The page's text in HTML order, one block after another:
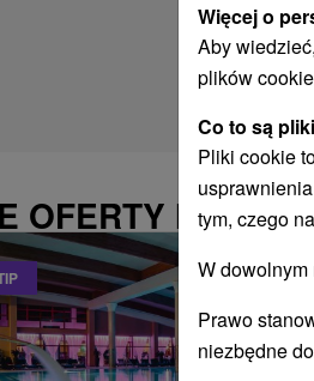
OFERTY MOGĄ
Więcej o
Aby
plików
Co to są
Pliki cookie
tym, czego
W
Prawo
niezbędne